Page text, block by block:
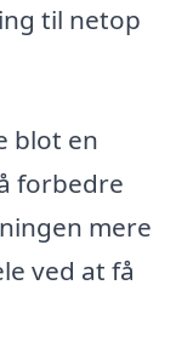
til netop
blot en
forbedre
mere
ved at få